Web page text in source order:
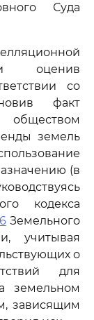
Суда
оценив
со
факт
земель
(в
кодекса
Земельного
учитывая
о
для
земельном
зависящим